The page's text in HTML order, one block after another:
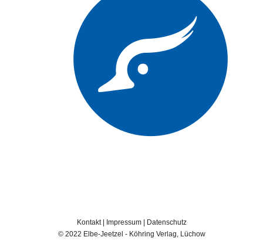
Kontakt| Impressum|
Datenschutz
© 2022 Elbe-Jeetzel - Köhring Verlag, Lüchow